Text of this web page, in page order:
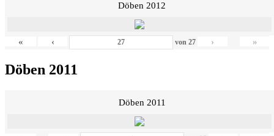
Döben 2012
« ‹ von27 › »
Döben 2011
Döben 2011